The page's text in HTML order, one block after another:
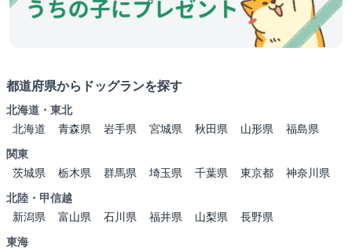
都道府県からドッグランを探す
北海道・東北
北海道
青森県 岩手県 宮城県 秋田県 山形県
福島県
関東
茨城県
栃木県 群馬県 埼玉県 千葉県 東京都
神奈川県
北陸・甲信越
新潟県
富山県 石川県 福井県 山梨県
長野県
東海